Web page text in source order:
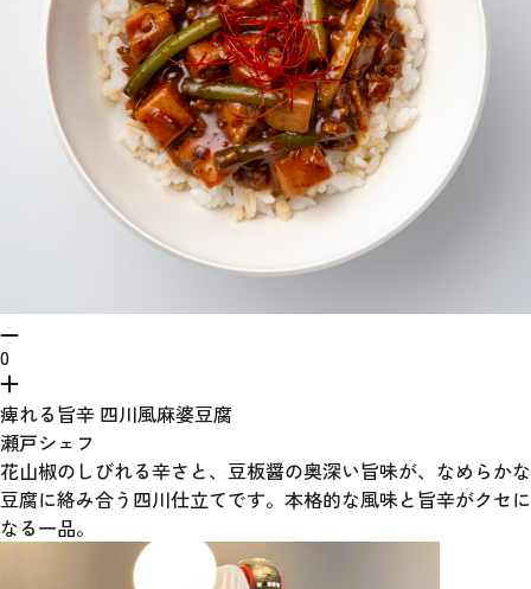
0
痺れる旨辛 四川風麻婆豆腐
瀬戸シェフ
花山椒のしびれる辛さと、豆板醤の奥深い旨味が、なめらかな
豆腐に絡み合う四川仕立てです。本格的な風味と旨辛がクセに
なる一品。